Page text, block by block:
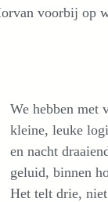
voorbij op
We hebben met
kleine, leuke
en nacht
geluid, binnen
Het telt drie,